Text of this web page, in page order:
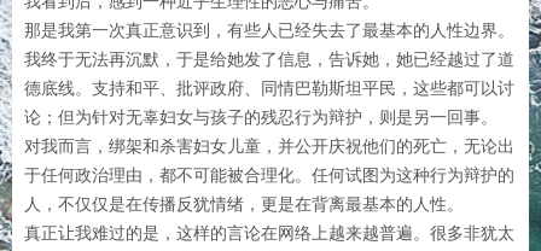
那是我第一次真正意识到，有些人已经失去了最基本的人性边界。
我终于无法再沉默，于是给她发了信息，告诉她，她已经越过了道
德底线。支持和平、批评政府、同情巴勒斯坦平民，这些都可以讨
论；但为针对无辜妇女与孩子的残忍行为辩护，则是另一回事。
对我而言，绑架和杀害妇女儿童，并公开庆祝他们的死亡，无论出
于任何政治理由，都不可能被合理化。任何试图为这种行为辩护的
人，不仅仅是在传播反犹情绪，更是在背离最基本的人性。
真正让我难过的是，这样的言论在网络上越来越普遍。很多非犹太